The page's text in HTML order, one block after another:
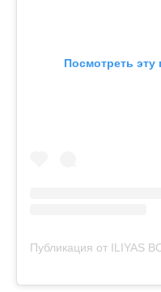
Посмотреть
Публикация от ILIYAS